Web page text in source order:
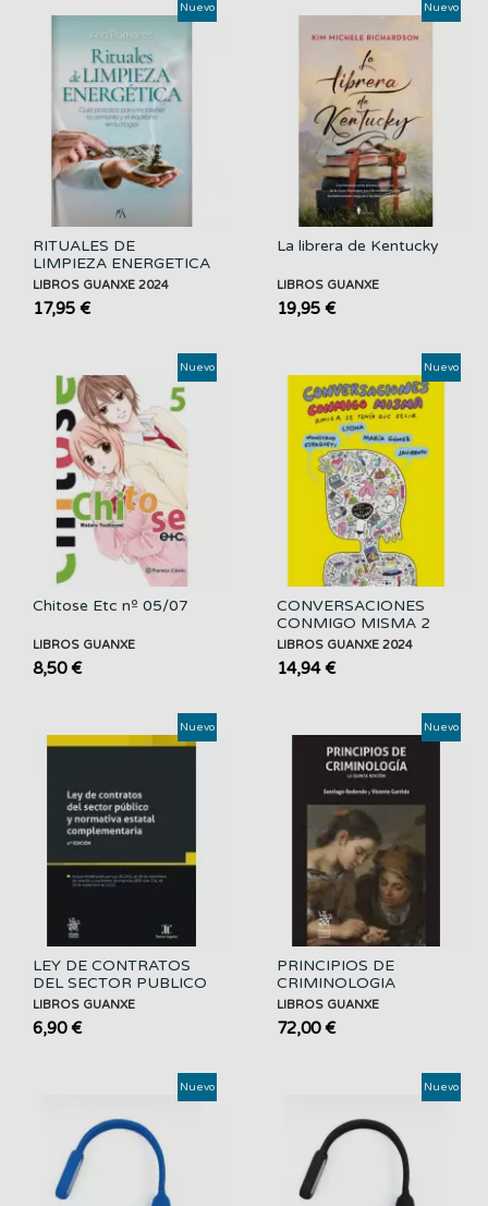
RITUALES DE
LIMPIEZA ENERGETICA
LIBROS GUANXE 2024
17,95 €
Nuevo
La librera de Kentucky
LIBROS GUANXE
19,95 €
Nuevo
Chitose Etc nº 05/07
LIBROS GUANXE
8,50 €
Nuevo
CONVERSACIONES
CONMIGO MISMA 2
LIBROS GUANXE 2024
14,94 €
Nuevo
LEY DE CONTRATOS
DEL SECTOR PUBLICO
LIBROS GUANXE
6,90 €
Nuevo
PRINCIPIOS DE
CRIMINOLOGIA
LIBROS GUANXE
72,00 €
Nuevo
Nuevo Nuevo